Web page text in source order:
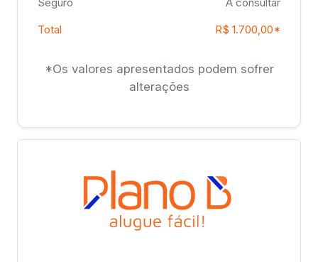
Total
R$ 1.700,00*
*Os valores apresentados podem sofrer
alterações